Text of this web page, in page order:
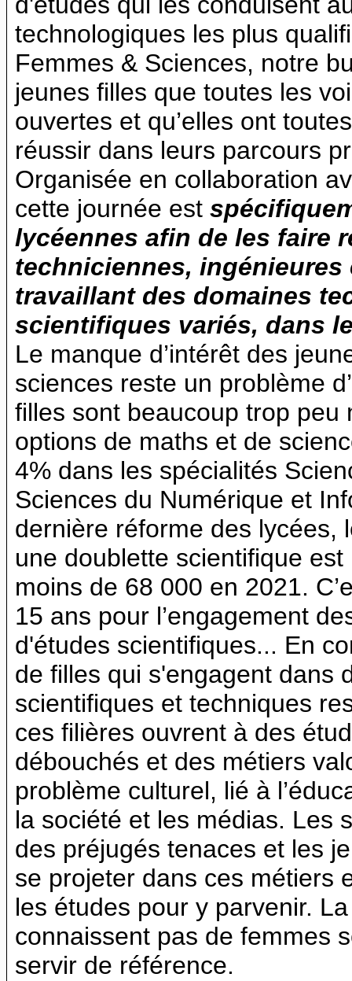
technologiques les plus
Femmes & Sciences, notre
jeunes filles que toutes les
ouvertes et qu’elles ont
réussir dans leurs parcours
Organisée en collaboration
cette journée est
lycéennes afin de les faire
techniciennes, ingénieures
travaillant des domaines
scientifiques variés, dans
Le manque d’intérêt des
sciences reste un problème
filles sont beaucoup trop peu
options de maths et de
4% dans les spécialités
Sciences du Numérique et
dernière réforme des lycées,
une doublette scientifique
moins de 68 000 en 2021.
15 ans pour l’engagement
d'études scientifiques... En
de filles qui s'engagent dans
scientifiques et techniques
ces filières ouvrent à des
débouchés et des métiers
problème culturel, lié à
la société et les médias. Les
des préjugés tenaces et les
se projeter dans ces métiers
les études pour y parvenir.
connaissent pas de femmes
servir de référence.